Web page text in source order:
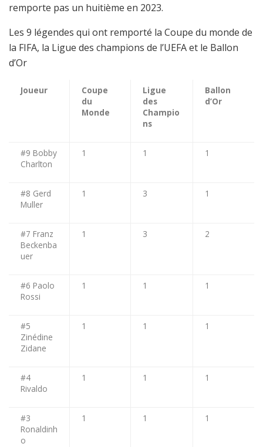
remporte pas un huitième en 2023.
Les 9 légendes qui ont remporté la Coupe du monde de
la FIFA, la Ligue des champions de l’UEFA et le Ballon
d’Or
Joueur
Coupe
du
Monde
Ligue
des
Champio
ns
Ballon
d’Or
#9 Bobby
Charlton
1 1 1
#8 Gerd
Muller
1 3 1
#7 Franz
Beckenba
uer
1 3 2
#6 Paolo
Rossi
1 1 1
#5
Zinédine
Zidane
1 1 1
#4
Rivaldo
1 1 1
#3
Ronaldinh
o
1 1 1